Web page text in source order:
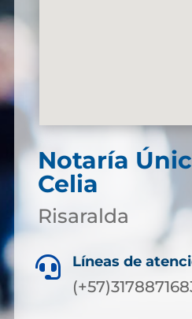
Notaría
Celia
Risaralda
 Líneas de